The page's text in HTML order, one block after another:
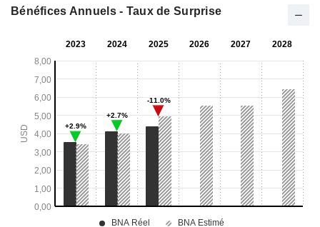
Bénéfices Annuels - Taux de Surprise